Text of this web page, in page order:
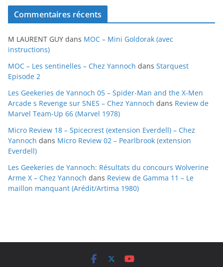
c
v
e
s
Commentaires récents
M LAURENT GUY dans MOC – Mini Goldorak (avec
instructions)
MOC – Les sentinelles – Chez Yannoch dans Starquest
Episode 2
Les Geekeries de Yannoch 05 – Spider-Man and the X-Men
Arcade s Revenge sur SNES – Chez Yannoch dans Review de
Marvel Team-Up 66 (Marvel 1978)
Micro Review 18 – Spicecrest (extension Everdell) – Chez
Yannoch dans Micro Review 02 – Pearlbrook (extension
Everdell)
Les Geekeries de Yannoch: Résultats du concours Wolverine
Arme X – Chez Yannoch dans Review de Gamma 11 – Le
maillon manquant (Arédit/Artima 1980)